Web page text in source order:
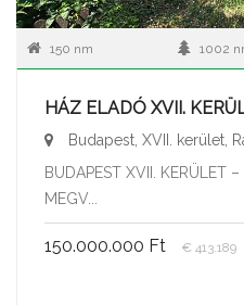
150 nm 1002
HÁZ ELADÓ XVII.
Budapest, XVII. kerület,
BUDAPEST XVII. KERÜLET
MEGV...
150.000.000 Ft € 413.189